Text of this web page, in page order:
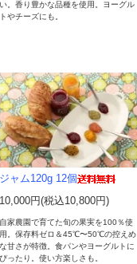
い。香り豊かな品種を使用。ヨーグル
トやチーズにも。
ジャム120g 12個
10,000円(税込10,800円)
自家農園で育てた旬の果実を100％使
用。保存料ゼロ＆45℃〜50℃の控えめ
な甘さが特徴。食パンやヨーグルトに
ぴったり。使い方楽しさも。